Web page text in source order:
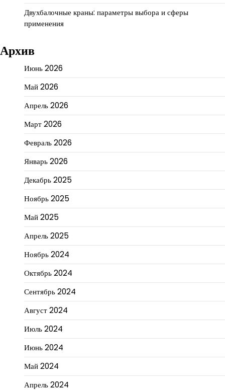
Двухбалочные краны: параметры выбора и сферы
применения
Архив
Июнь 2026
Май 2026
Апрель 2026
Март 2026
Февраль 2026
Январь 2026
Декабрь 2025
Ноябрь 2025
Май 2025
Апрель 2025
Ноябрь 2024
Октябрь 2024
Сентябрь 2024
Август 2024
Июль 2024
Июнь 2024
Май 2024
Апрель 2024